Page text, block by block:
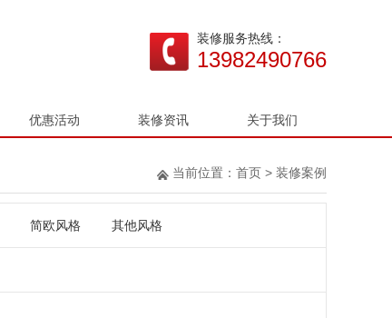
装修服务热线：
13982490766
优惠活动 装修资讯 关于我们
当前位置： 首页 > 装修案例
简欧风格 其他风格